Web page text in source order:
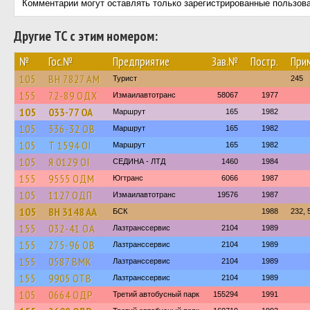
Комментарии могут оставлять только зарегистрированные
Другие ТС с этим номером:
№ Гос.№ Предприятие Зав.№ Постр.
105 BH 7827 AM Турист 245
155 72-89 ОДХ Измаилавтотранс 58067 1977
105 033-77 ОА Маршрут 165 1982
105 336-32 ОВ Маршрут 165 1982
105 Т 1594 ОІ Маршрут 165 1982
105 Я 0129 ОІ СЕДИНА - ЛТД 1460 1984
155 9555 ОДМ Югтранс 6066 1987
105 1127 ОДП Измаилавтотранс 19576 1987
105 BH 3148 AA БСК 1988 232,
155 032-41 ОА Лазтранссервис 2104 1989
155 275-96 ОВ Лазтранссервис 2104 1989
155 0587 ВМК Лазтранссервис 2104 1989
155 9905 ОТВ Лазтранссервис 2104 1989
105 0664 ОДР Третий автобусный парк 155294 1991